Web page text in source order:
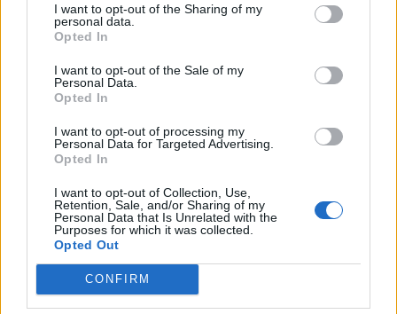
I want to opt-out of the Sharing of my
personal data.
Opted In
I want to opt-out of the Sale of my
Personal Data.
Opted In
I want to opt-out of processing my
Personal Data for Targeted Advertising.
Opted In
I want to opt-out of Collection, Use,
Retention, Sale, and/or Sharing of my
Personal Data that Is Unrelated with the
Purposes for which it was collected.
Opted Out
CONFIRM